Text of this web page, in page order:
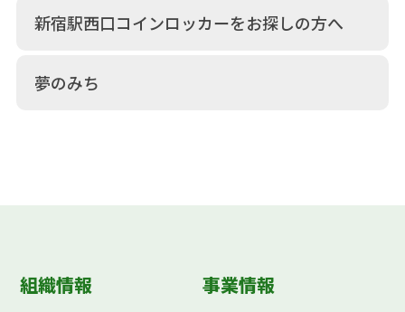
新宿駅西口コインロッカーをお探しの方へ
夢のみち
組織情報
事業情報